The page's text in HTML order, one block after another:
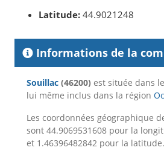
Latitude: 44.9021248
Informations de la
Souillac (46200) est située dans
lui même inclus dans la région
Les coordonnées géographique
sont 44.9069531608 pour la
et 1.46396482842 pour la latitude.